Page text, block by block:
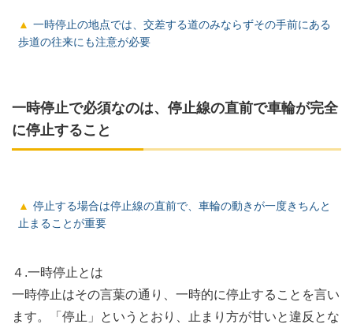
一時停止の地点では、交差する道のみならずその手前にある
歩道の往来にも注意が必要
一時停止で必須なのは、停止線の直前で車輪が完全
に停止すること
停止する場合は停止線の直前で、車輪の動きが一度きちんと
止まることが重要
４.一時停止とは
一時停止はその言葉の通り、一時的に停止することを言い
ます。「停止」というとおり、止まり方が甘いと違反とな